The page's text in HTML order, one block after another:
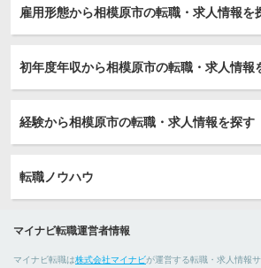
雇用形態から相模原市の転職・求人情報を
初年度年収から相模原市の転職・求人情報
経験から相模原市の転職・求人情報を探す
転職ノウハウ
マイナビ転職運営者情報
マイナビ転職は株式会社マイナビが運営する転職・求人情報